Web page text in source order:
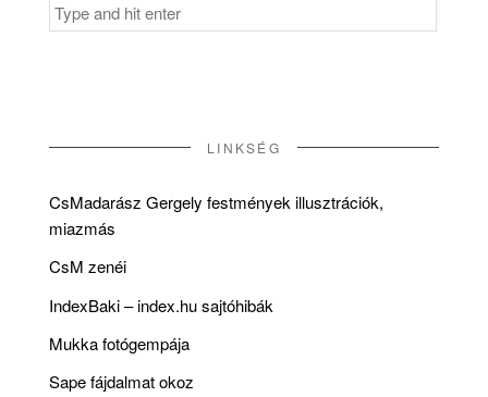
for:
LINKSÉG
CsMadarász Gergely festmények illusztrációk,
miazmás
CsM zenéi
IndexBaki – index.hu sajtóhibák
Mukka fotógempája
Sape fájdalmat okoz